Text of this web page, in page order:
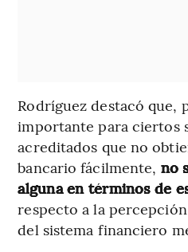
Rodríguez destacó que,
importante para ciertos
acreditados que no
bancario fácilmente, no
alguna en términos de
respecto a la
del sistema financiero